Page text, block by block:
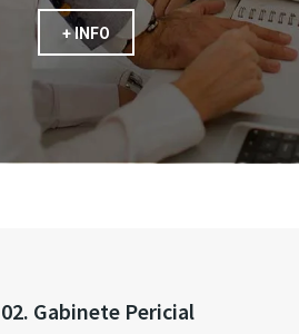
+ INFO
02. Gabinete Pericial